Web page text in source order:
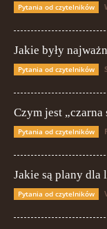
Pytania od czytelników
Jakie były
Pytania od czytelników
Czym jest „czarna
Pytania od czytelników
Jakie są plany dla
Pytania od czytelników